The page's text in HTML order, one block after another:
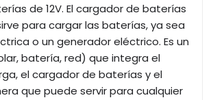
de 12V. El cargador de baterías
para cargar las baterías, ya sea
o un generador eléctrico. Es un
batería, red) que integra el
el cargador de baterías y el
que puede servir para cualquier